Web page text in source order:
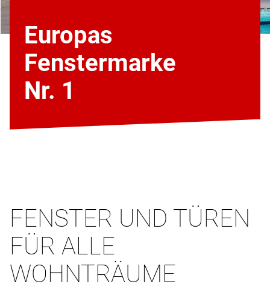
Europas
Fenstermarke
Nr. 1
FENSTER UND TÜREN
FÜR ALLE
WOHNTRÄUME